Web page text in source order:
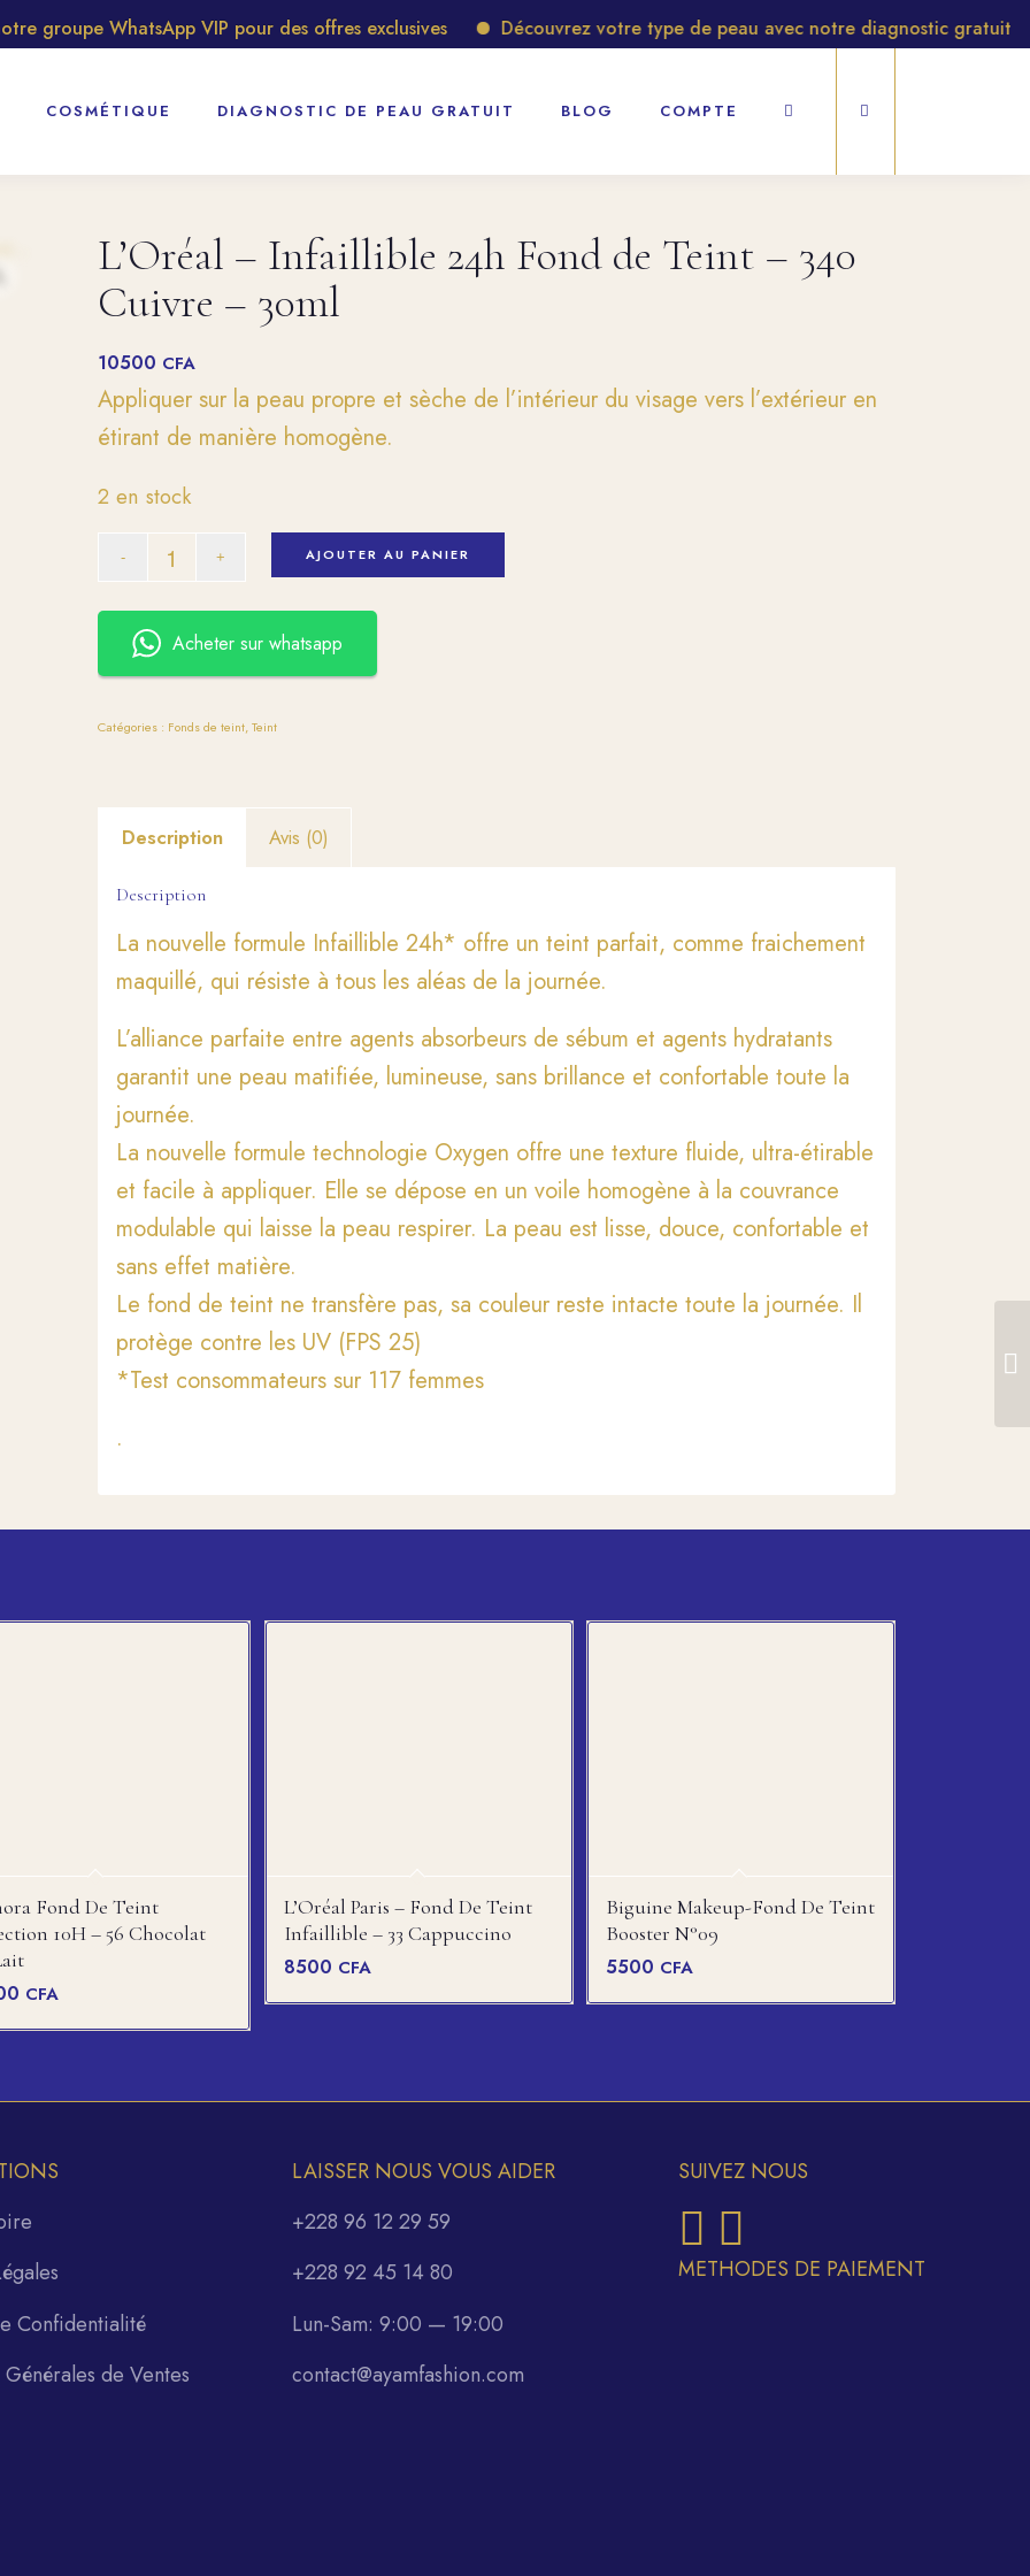
groupe WhatsApp VIP pour des offres exclusives Découvrez votre type de peau avec notre diagnostic gratuit
COSMÉTIQUE DIAGNOSTIC DE PEAU GRATUIT BLOG COMPTE
L’Oréal – Infaillible 24h Fond de Teint – 340
Cuivre – 30ml
10500 CFA
Appliquer sur la peau propre et sèche de l’intérieur du visage vers l’extérieur en
étirant de manière homogène.
2 en stock
AJOUTER AU PANIER
Acheter sur whatsapp
Catégories : Fonds de teint,Teint
Description Avis (0)
Description
La nouvelle formule Infaillible 24h* offre un teint parfait, comme fraichement
maquillé, qui résiste à tous les aléas de la journée.
L’alliance parfaite entre agents absorbeurs de sébum et agents hydratants
garantit une peau matifiée, lumineuse, sans brillance et confortable toute la
journée.
La nouvelle formule technologie Oxygen offre une texture fluide, ultra-étirable
et facile à appliquer. Elle se dépose en un voile homogène à la couvrance
modulable qui laisse la peau respirer. La peau est lisse, douce, confortable et
sans effet matière.
Le fond de teint ne transfère pas, sa couleur reste intacte toute la journée. Il
protège contre les UV (FPS 25)
*Test consommateurs sur 117 femmes
.
Fond De Teint
10H – 56 Chocolat
CFA
L’Oréal Paris – Fond De Teint
Infaillible – 33 Cappuccino
8500 CFA
Biguine Makeup-Fond De Teint
Booster N°09
5500 CFA
Confidentialité
de Ventes
LAISSER NOUS VOUS AIDER
+228 96 12 29 59
+228 92 45 14 80
Lun-Sam: 9:00 — 19:00
contact@ayamfashion.com
SUIVEZ NOUS
METHODES DE PAIEMENT